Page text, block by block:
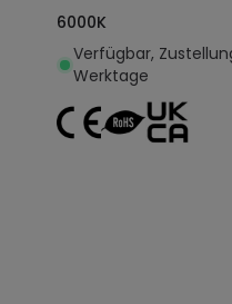
6000K
Verfügbar,
Werktage